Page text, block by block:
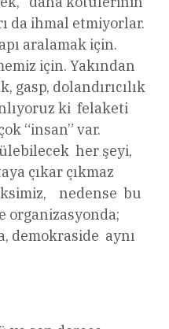
da ihmal etmiyorlar.
aralamak için.
için. Yakından
gasp, dolandırıcılık
ki felaketi
“insan” var.
her şeyi,
çıkar çıkmaz
nedense bu
organizasyonda;
demokraside aynı